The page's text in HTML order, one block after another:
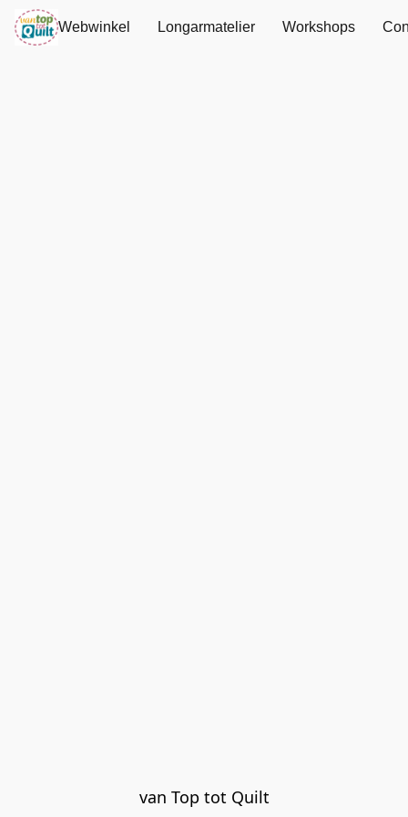
Webwinkel Longarmatelier Workshops
van Top tot Quilt